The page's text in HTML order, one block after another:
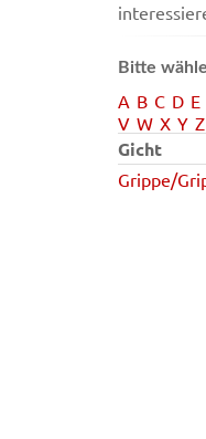
Bitte
A B C D E
V W X Y Z
Gicht
Grippe/